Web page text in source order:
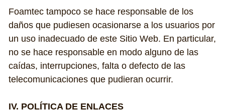
Foamtec tampoco se hace responsable de los
daños que pudiesen ocasionarse a los usuarios por
un uso inadecuado de este Sitio Web. En particular,
no se hace responsable en modo alguno de las
caídas, interrupciones, falta o defecto de las
telecomunicaciones que pudieran ocurrir.
IV. POLÍTICA DE ENLACES